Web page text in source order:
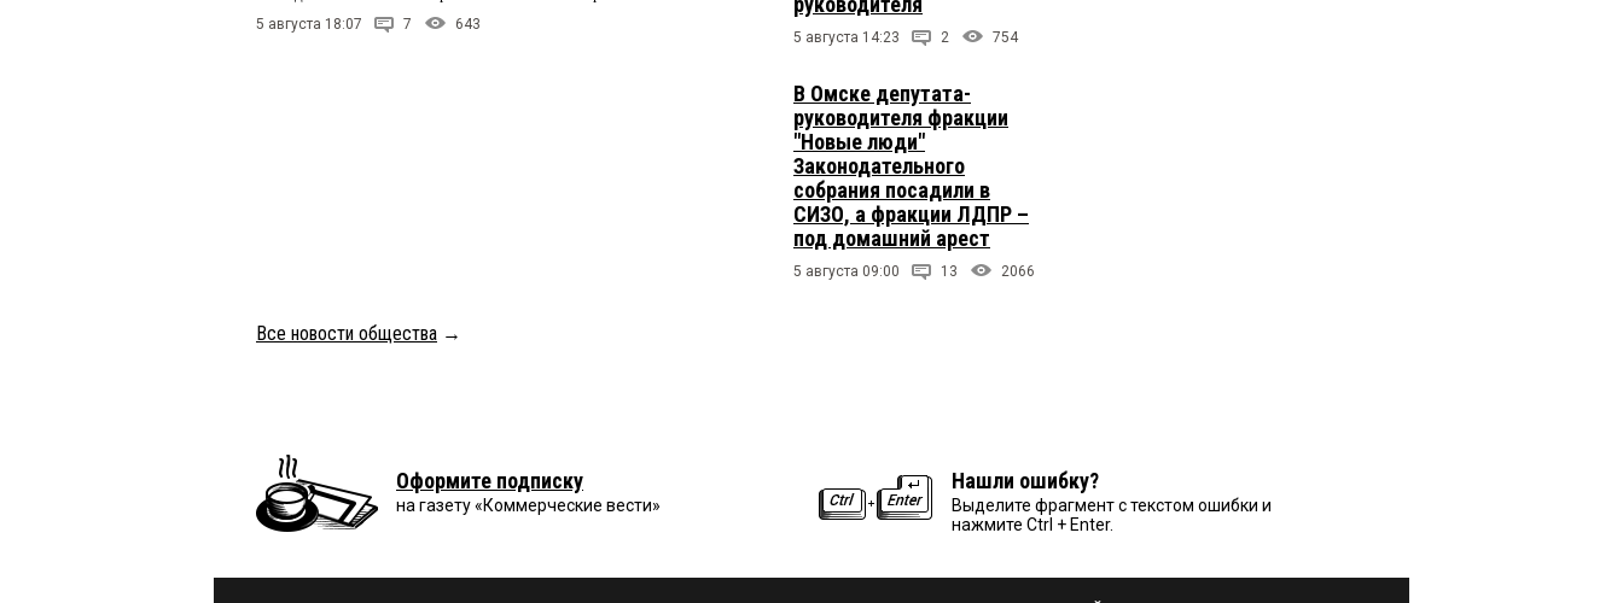
5 августа 18:07 7 643
5 августа 14:23 2 754
В Омске депутата-
руководителя фракции
"Новые люди"
Законодательного
собрания посадили в
СИЗО, а фракции ЛДПР –
под домашний арест
5 августа 09:00 13 2066
Все новости общества →
Оформите подписку
на газету «Коммерческие вести»
Нашли ошибку?
Выделите фрагмент с текстом ошибки и
нажмите Ctrl + Enter.